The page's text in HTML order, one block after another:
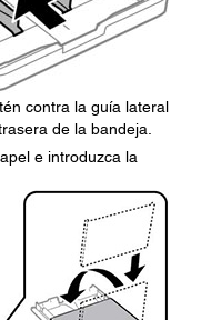
contra la guía lateral
de la bandeja.
e introduzca la